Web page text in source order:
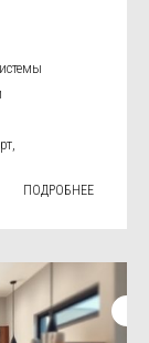
ПОДРОБНЕЕ